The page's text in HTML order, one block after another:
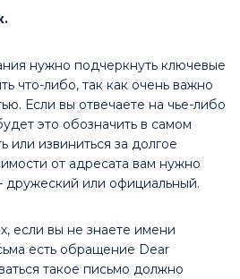
нужно подчеркнуть ключевые
что-либо, так как очень важно
Если вы отвечаете на чье-либо
это обозначить в самом
или извиниться за долгое
от адресата вам нужно
дружеский или официальный.
если вы не знаете имени
есть обращение Dear
такое письмо должно